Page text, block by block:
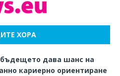
ХОРА
бъдещето дава шанс на
кариерно ориентиране